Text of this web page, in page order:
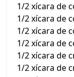
1/2 xícara de
1/2 xícara de
1/2 xícara de
1/2 xícara de
1/2 xícara de
1/2 xícara de